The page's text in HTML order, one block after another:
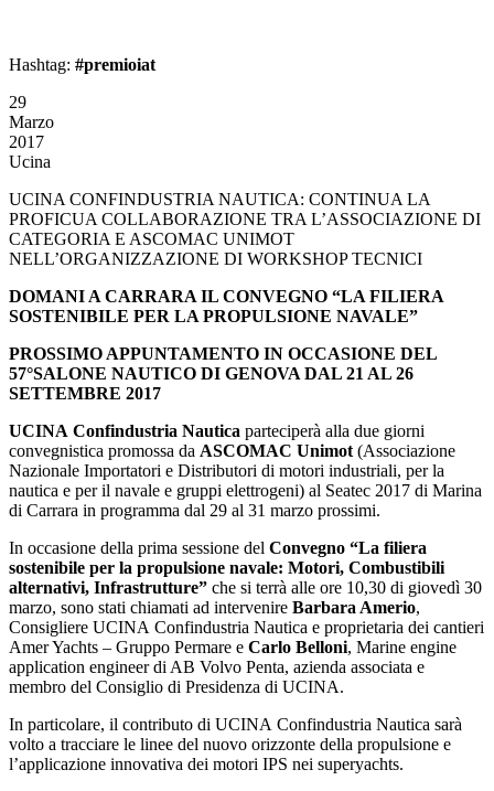
Hashtag: #premioiat
29
Marzo
2017
Ucina
UCINA CONFINDUSTRIA NAUTICA: CONTINUA LA
PROFICUA COLLABORAZIONE TRA L’ASSOCIAZIONE DI
CATEGORIA E ASCOMAC UNIMOT
NELL’ORGANIZZAZIONE DI WORKSHOP TECNICI
DOMANI A CARRARA IL CONVEGNO “LA FILIERA
SOSTENIBILE PER LA PROPULSIONE NAVALE”
PROSSIMO APPUNTAMENTO IN OCCASIONE DEL
57°SALONE NAUTICO DI GENOVA DAL 21 AL 26
SETTEMBRE 2017
UCINA Confindustria Nautica parteciperà alla due giorni
convegnistica promossa da ASCOMAC Unimot (Associazione
Nazionale Importatori e Distributori di motori industriali, per la
nautica e per il navale e gruppi elettrogeni) al Seatec 2017 di Marina
di Carrara in programma dal 29 al 31 marzo prossimi.
In occasione della prima sessione del Convegno “La filiera
sostenibile per la propulsione navale: Motori, Combustibili
alternativi, Infrastrutture” che si terrà alle ore 10,30 di giovedì 30
marzo, sono stati chiamati ad intervenire Barbara Amerio,
Consigliere UCINA Confindustria Nautica e proprietaria dei cantieri
Amer Yachts – Gruppo Permare e Carlo Belloni, Marine engine
application engineer di AB Volvo Penta, azienda associata e
membro del Consiglio di Presidenza di UCINA.
In particolare, il contributo di UCINA Confindustria Nautica sarà
volto a tracciare le linee del nuovo orizzonte della propulsione e
l’applicazione innovativa dei motori IPS nei superyachts.